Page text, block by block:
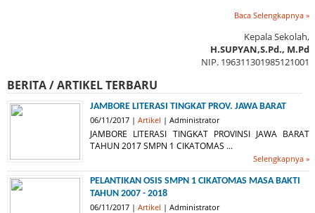
Baca Selengkapnya »
Kepala Sekolah,
H.SUPYAN,S.Pd., M.Pd
NIP. 196311301985121001
BERITA / ARTIKEL TERBARU
JAMBORE LITERASI TINGKAT PROV. JAWA BARAT
06/11/2017 | Artikel | Administrator
JAMBORE LITERASI TINGKAT PROVINSI JAWA BARAT
TAHUN 2017 SMPN 1 CIKATOMAS ...
Selengkapnya »
PELANTIKAN OSIS SMPN 1 CIKATOMAS MASA BAKTI
TAHUN 2007 - 2018
06/11/2017 | Artikel | Administrator